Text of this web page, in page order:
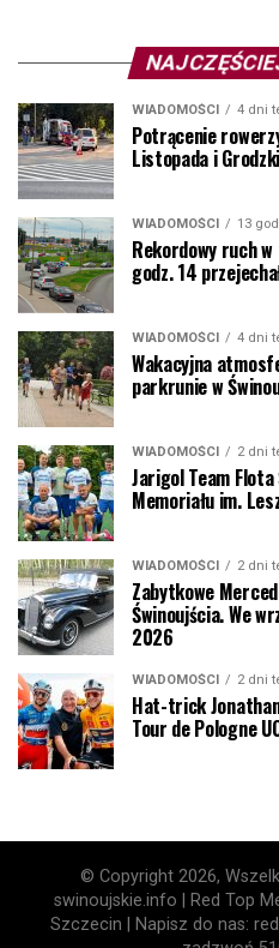
WIADOMOŚCI 4 dni
Potrącenie
Listopada i
WIADOMOŚCI 13
Rekordowy ruch w
godz. 14
WIADOMOŚCI 4 dni
Wakacyjna
parkrunie w
WIADOMOŚCI 2 dni
Jarigol Team
Memoriału im.
WIADOMOŚCI 2 dni
Zabytkowe
Świnoujścia. We
2026
WIADOMOŚCI 2 dni
Hat-trick
Tour de Pologne
© Copyright 2026,
swinoujskie.info | Red Top
Szczecin | Napisz do nas: